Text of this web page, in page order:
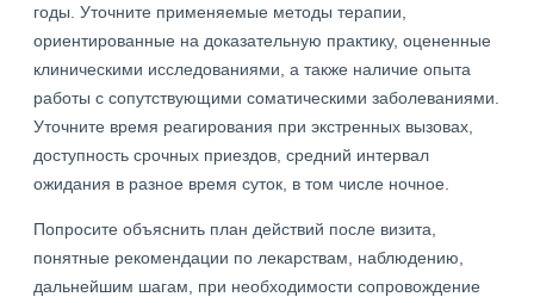
годы. Уточните применяемые методы терапии,
ориентированные на доказательную практику, оцененные
клиническими исследованиями, а также наличие опыта
работы с сопутствующими соматическими заболеваниями.
Уточните время реагирования при экстренных вызовах,
доступность срочных приездов, средний интервал
ожидания в разное время суток, в том числе ночное.
Попросите объяснить план действий после визита,
понятные рекомендации по лекарствам, наблюдению,
дальнейшим шагам, при необходимости сопровождение